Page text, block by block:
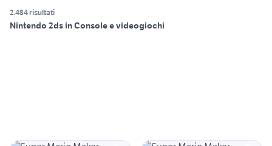
2.484 risultati
Nintendo 2ds in Console e videogiochi